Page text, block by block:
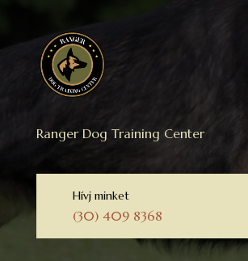
Ranger Dog Training Center
Hívj minket
(30) 409 8368